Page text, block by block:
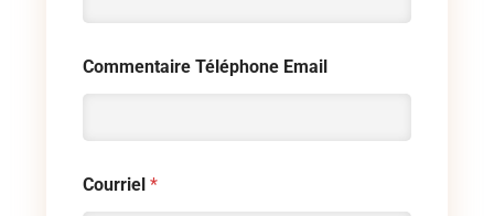
Commentaire Téléphone Email
Courriel *